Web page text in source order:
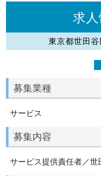
求
東京都世田
募集業種
サービス
募集内容
サービス提供責任者／